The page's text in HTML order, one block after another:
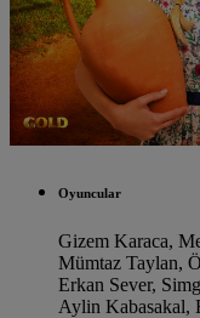
Oyuncular
Gizem Karaca,
Mümtaz Taylan,
Erkan Sever,
Aylin Kabasakal,